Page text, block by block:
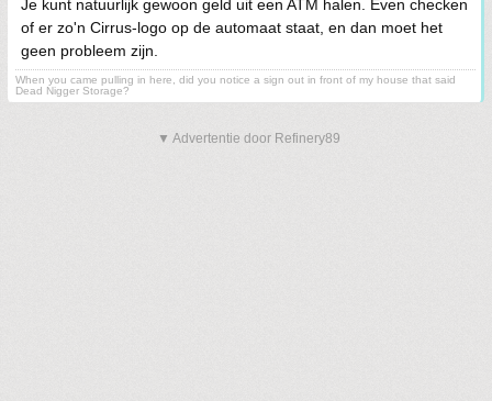
Je kunt natuurlijk gewoon geld uit een ATM halen. Even checken
of er zo'n Cirrus-logo op de automaat staat, en dan moet het
geen probleem zijn.
When you came pulling in here, did you notice a sign out in front of my house that said
Dead Nigger Storage?
▼ Advertentie door Refinery89